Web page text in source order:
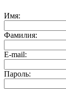
Имя:
Фамилия:
E-mail:
Пароль: